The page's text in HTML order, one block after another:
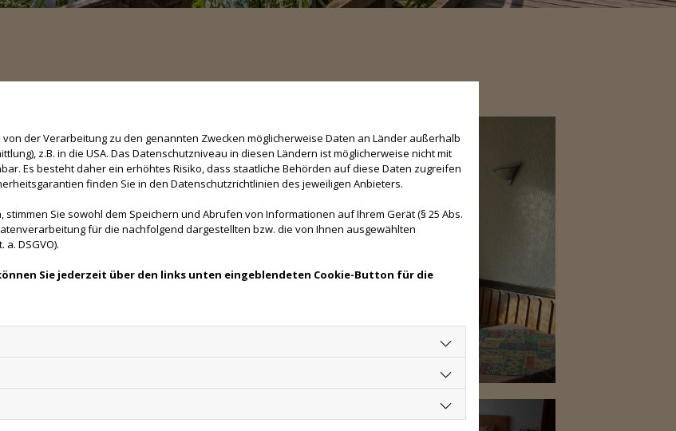
der Verarbeitung zu den genannten Zwecken möglicherweise Daten an Länder außerhalb
z.B. in die USA. Das Datenschutzniveau in diesen Ländern ist möglicherweise nicht mit
Es besteht daher ein erhöhtes Risiko, dass staatliche Behörden auf diese Daten zugreifen
finden Sie in den Datenschutzrichtlinien des jeweiligen Anbieters.
stimmen Sie sowohl dem Speichern und Abrufen von Informationen auf Ihrem Gerät (§ 25 Abs.
für die nachfolgend dargestellten bzw. die von Ihnen ausgewählten
DSGVO).
Sie jederzeit über den links unten eingeblendeten Cookie-Button für die